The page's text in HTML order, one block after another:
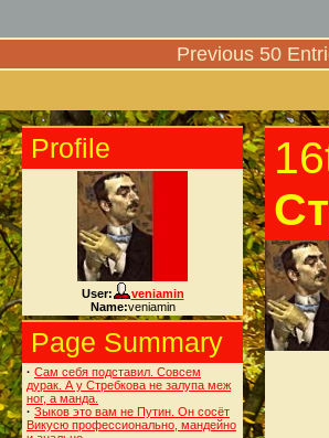
Previous 50
Profile
User:
veniamin
Name:veniamin
Page Summary
· Сам себя подставил. Совсем
дурак. А у Стребкова не залупа меж
ног, а манда.
· Зыков это вам не Путин. Он сосёт
Викусю профессионально, мандейно